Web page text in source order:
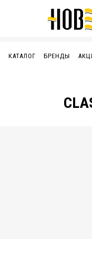
КАТАЛОГ БРЕНДЫ